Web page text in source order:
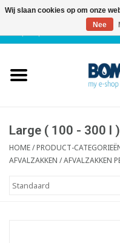
Klantenservice
Blog
Large ( 100 - 300 l )
HOME/PRODUCT-
AFVALZAKKEN /AFVALZAKKEN
Wij slaan cookies op om onze
Nee